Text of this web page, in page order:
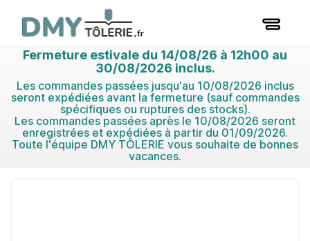
Fermeture estivale du 14/08/26 à 12h00 au
30/08/2026 inclus.
Les commandes passées jusqu'au 10/08/2026 inclus
seront expédiées avant la fermeture (sauf commandes
spécifiques ou ruptures des stocks).
Les commandes passées après le 10/08/2026 seront
enregistrées et expédiées à partir du 01/09/2026.
Toute l'équipe DMY TÔLERIE vous souhaite de bonnes
vacances.